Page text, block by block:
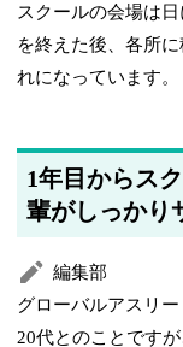
スクールの会場は
を終えた後、各所
れになっています。
1年目からス
輩がしっかり
編集部
グローバルアスリ
20代とのことです